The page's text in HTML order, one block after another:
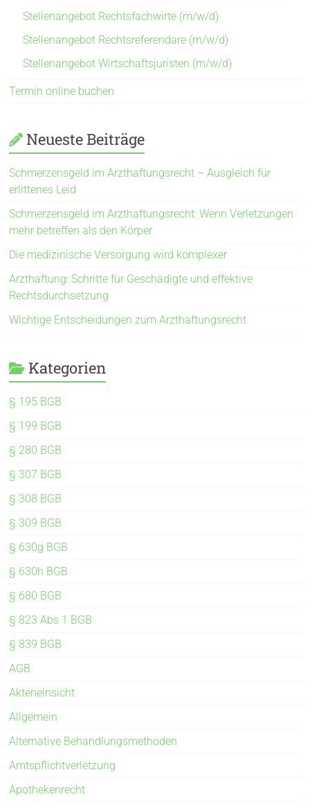
Stellenangebot Rechtsfachwirte (m/w/d)
Stellenangebot Rechtsreferendare (m/w/d)
Stellenangebot Wirtschaftsjuristen (m/w/d)
Termin online buchen
Neueste Beiträge
Schmerzensgeld im Arzthaftungsrecht – Ausgleich für
erlittenes Leid
Schmerzensgeld im Arzthaftungsrecht: Wenn Verletzungen
mehr betreffen als den Körper
Die medizinische Versorgung wird komplexer
Arzthaftung: Schritte für Geschädigte und effektive
Rechtsdurchsetzung
Wichtige Entscheidungen zum Arzthaftungsrecht
Kategorien
§ 195 BGB
§ 199 BGB
§ 280 BGB
§ 307 BGB
§ 308 BGB
§ 309 BGB
§ 630g BGB
§ 630h BGB
§ 680 BGB
§ 823 Abs 1 BGB
§ 839 BGB
AGB
Akteneinsicht
Allgemein
Alternative Behandlungsmethoden
Amtspflichtverletzung
Apothekenrecht